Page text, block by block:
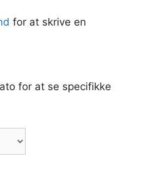
for at skrive en
for at se specifikke